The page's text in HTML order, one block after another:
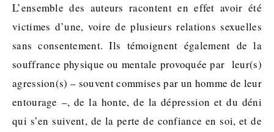
L’ensemble des auteurs racontent en effet avoir été
victimes d’une, voire de plusieurs relations sexuelles
sans consentement. Ils témoignent également de la
souffrance physique ou mentale provoquée par leur(s)
agression(s) – souvent commises par un homme de leur
entourage –, de la honte, de la dépression et du déni
qui s’en suivent, de la perte de confiance en soi, et de